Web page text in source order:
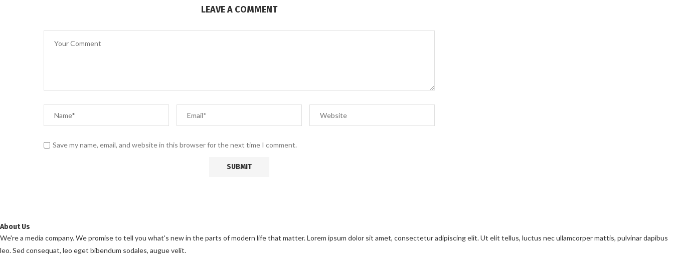
LEAVE A COMMENT
Save my name, email, and website in this browser for the next time I comment.
About Us
We're a media company. We promise to tell you what's new in the parts of modern life that matter. Lorem ipsum dolor sit amet, consectetur adipiscing elit. Ut elit tellus, luctus nec ullamcorper mattis, pulvinar dapibus
leo. Sed consequat, leo eget bibendum sodales, augue velit.